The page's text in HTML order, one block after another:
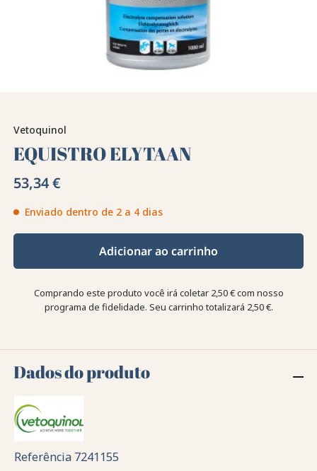
Vetoquinol
EQUISTRO ELYTAAN
53,34 €
Enviado dentro de 2 a 4 dias
Adicionar ao carrinho
Comprando este produto você irá coletar 2,50 €com nosso
programa de fidelidade. Seu carrinho totalizará 2,50 €.
Dados do produto
Referência 7241155